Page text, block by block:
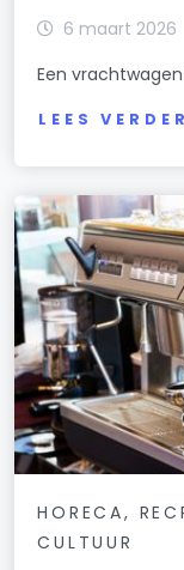
6 maart 2026
Een
LEES VERDER
HORECA,
CULTUUR